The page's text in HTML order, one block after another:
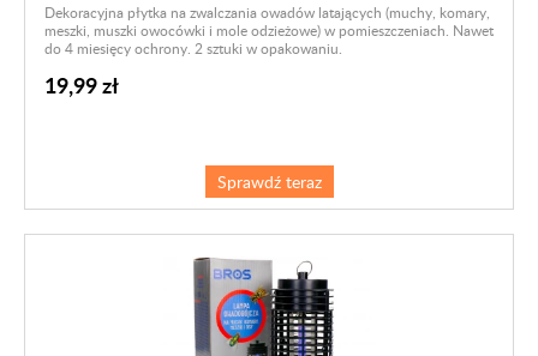
Dekoracyjna płytka na zwalczania owadów latających (muchy, komary,
meszki, muszki owocówki i mole odzieżowe) w pomieszczeniach. Nawet
do 4 miesięcy ochrony. 2 sztuki w opakowaniu.
19,99 zł
Sprawdź teraz